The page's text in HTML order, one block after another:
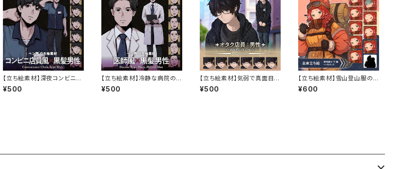
【立ち絵素材】深夜コンビニ店
員の男性キャラクター｜表情
7種・ペン画風・TRPG・ミステ
¥500
【立ち絵素材】冷静な病院の
男性医師風キャラクター｜表
情7種・ペン画風・TRPG・ミス
¥500
【立ち絵素材】気弱で真面目な
オタク店員の男性キャラクタ
ー・黒髪メガネ・表情7種
¥500
【立ち絵素材】雪山登山服の
赤髪女性のイラスト・現代・三
つ編み・全身表情10種＋α
¥600